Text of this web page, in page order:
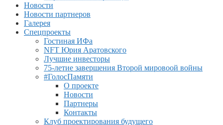
Новости
Новости партнеров
Галерея
Спецпроекты
Гостиная ИФа
NFT Юрия Аратовского
Лучшие инвесторы
75-летие завершения Второй мировоой войны
#ГолосПамяти
О проекте
Новости
Партнеры
Контакты
Клуб проектирования будущего